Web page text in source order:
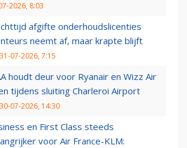
2026, 8:03
afgifte onderhoudslicenties
neemt af, maar krapte blijft
31-07-2026, 7:15
houdt deur voor Ryanair en Wizz Air
tijdens sluiting Charleroi Airport
30-07-2026, 14:30
en First Class steeds
voor Air France-KLM: